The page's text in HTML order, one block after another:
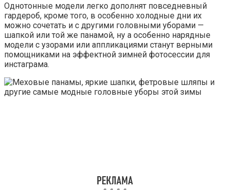
Однотонные модели легко дополнят повседневный
гардероб, кроме того, в особенно холодные дни их
можно сочетать и с другими головными уборами —
шапкой или той же панамой, ну а особенно нарядные
модели с узорами или аппликациями станут верными
помощниками на эффектной зимней фотосессии для
инстаграма.